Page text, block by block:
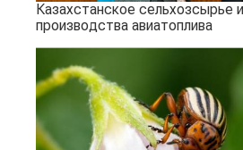
Казахстанское сельхозсырье
производства авиатоплива